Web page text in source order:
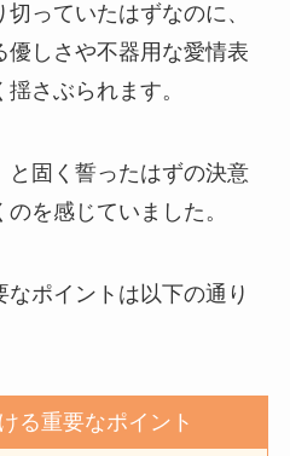
っていたはずなのに、
優しさや不器用な愛情表
さぶられます。
と固く誓ったはずの決意
を感じていました。
ポイントは以下の通り
る重要なポイント